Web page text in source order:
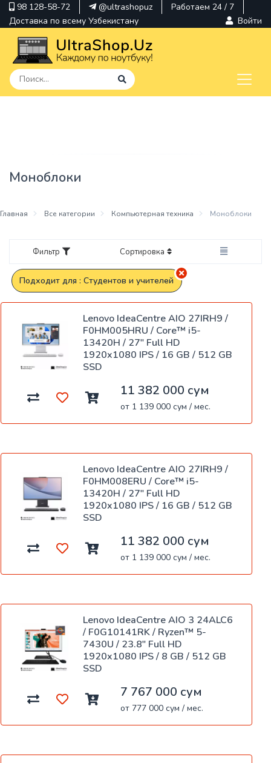
98 128-58-72 @ultrashopuz
Работаем 24 / 7
Доставка по всему Узбекистану
Войти
Hp
Моноблоки
Главная Все категории Компьютерная техника Моноблоки
Фильтр Сортировка
Подходит для : Студентов и учителей
Lenovo IdeaCentre AIO 27IRH9 /
F0HM005HRU / Core™ i5-
13420H / 27" Full HD
1920x1080 IPS / 16 GB / 512 GB
SSD
11 382 000 сум
от 1 139 000 сум / мес.
Lenovo IdeaCentre AIO 27IRH9 /
F0HM008ERU / Core™ i5-
13420H / 27" Full HD
1920x1080 IPS / 16 GB / 512 GB
SSD
11 382 000 сум
от 1 139 000 сум / мес.
Lenovo IdeaCentre AIO 3 24ALC6
/ F0G10141RK / Ryzen™ 5-
7430U / 23.8" Full HD
1920x1080 IPS / 8 GB / 512 GB
SSD
7 767 000 сум
от 777 000 сум / мес.